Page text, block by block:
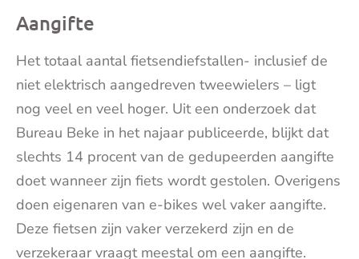
Aangifte
Het totaal aantal fietsendiefstallen- inclusief de
niet elektrisch aangedreven tweewielers – ligt
nog veel en veel hoger. Uit een onderzoek dat
Bureau Beke in het najaar publiceerde, blijkt dat
slechts 14 procent van de gedupeerden aangifte
doet wanneer zijn fiets wordt gestolen. Overigens
doen eigenaren van e-bikes wel vaker aangifte.
Deze fietsen zijn vaker verzekerd zijn en de
verzekeraar vraagt meestal om een aangifte.